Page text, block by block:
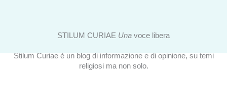
STILUM CURIAE Una voce libera
Stilum Curiae è un blog di informazione e di opinione, su temi
religiosi ma non solo.